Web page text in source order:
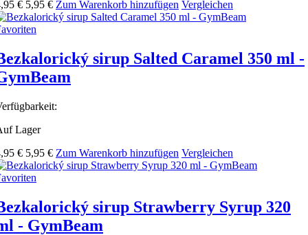
€ 5,95 € Zum Warenkorb hinzufügen Vergleichen
sirup Salted Caramel 350 ml -
Lager
€ 5,95 € Zum Warenkorb hinzufügen Vergleichen
sirup Strawberry Syrup 320
- GymBeam